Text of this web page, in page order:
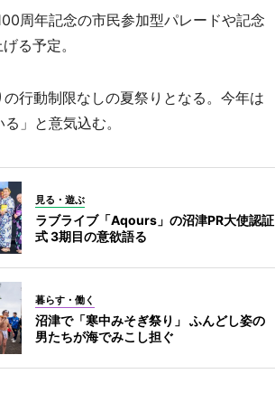
周年記念の市民参加型パレードや記念
る予定。
行動制限なしの夏祭りとなる。今年は
」と意気込む。
見る・遊ぶ
ラブライブ「Aqours」の沼津PR大使認証
式 3期目の意欲語る
暮らす・働く
沼津で「寒中みそぎ祭り」 ふんどし姿の
男たちが海でみこし担ぐ